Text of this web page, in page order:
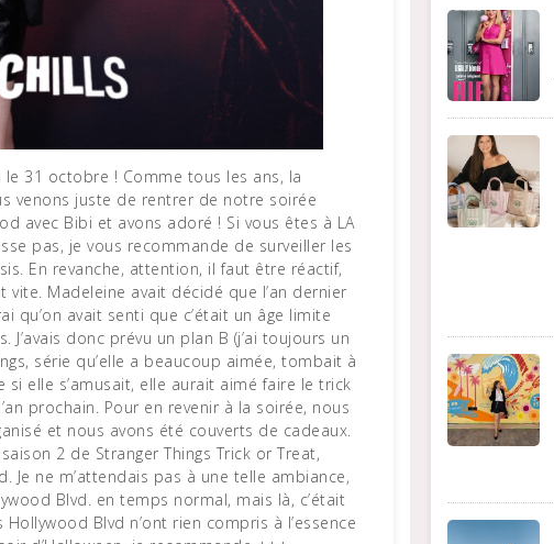
venons juste de rentrer de notre soirée
avec Bibi et avons adoré ! Si vous êtes à LA
pas, je vous recommande de surveiller les
En revanche, attention, il faut être réactif,
Madeleine avait décidé que l’an dernier
qu’on avait senti que c’était un âge limite
donc prévu un plan B (j’ai toujours un
série qu’elle a beaucoup aimée, tombait à
elle s’amusait, elle aurait aimé faire le trick
prochain. Pour en revenir à la soirée, nous
et nous avons été couverts de cadeaux.
2 de Stranger Things Trick or Treat,
Je ne m’attendais pas à une telle ambiance,
Blvd. en temps normal, mais là, c’était
Blvd n’ont rien compris à l’essence